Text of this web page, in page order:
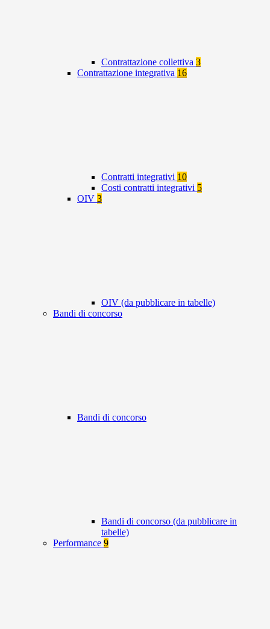
Contrattazione collettiva 3
Contrattazione integrativa 16
Contratti integrativi 10
Costi contratti integrativi 5
OIV 3
OIV (da pubblicare in tabelle)
Bandi di concorso
Bandi di concorso
Bandi di concorso (da pubblicare in
tabelle)
Performance 9